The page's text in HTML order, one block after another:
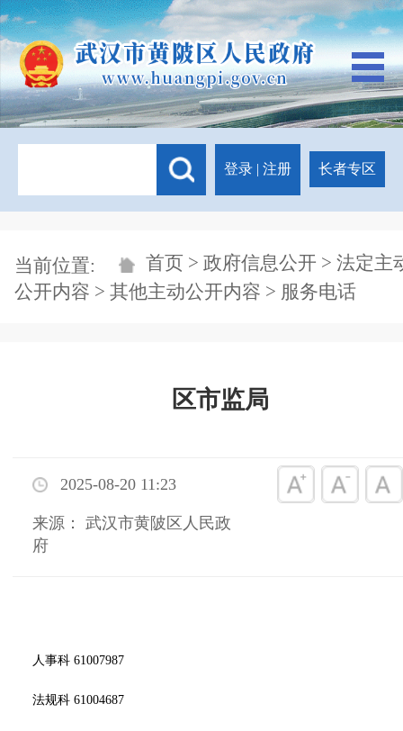
登录 | 注册 长者专区
当前位置: 首页 > 政府信息公开 > 法定主
公开内容 > 其他主动公开内容 > 服务电话
区市监局
2025-08-20 11:23
来源： 武汉市黄陂区人民政
府
人事科 61007987
法规科 61004687